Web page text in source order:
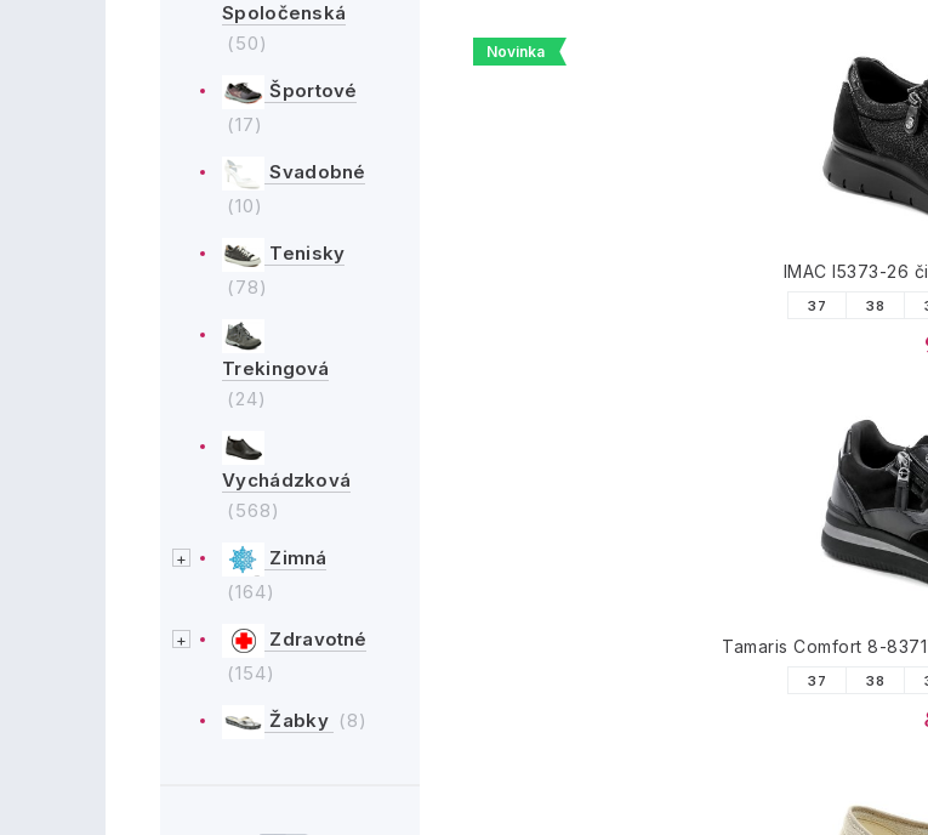
Spoločenská
(50)
Športové
(17)
Svadobné
(10)
Tenisky
(78)
Trekingová
(24)
Vychádzková
(568)
Zimná
(164)
Zdravotné
(154)
Žabky (8)
Novinka
IMAC I5373-26
37 38
Tamaris Comfort 8-
37 38